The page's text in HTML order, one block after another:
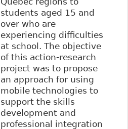
students aged 15 and
over who are
experiencing difficulties
at school. The objective
of this action-research
project was to propose
an approach for using
mobile technologies to
support the skills
development and
professional integration